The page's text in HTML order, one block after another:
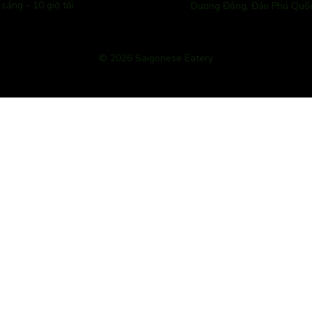
- 10 giờ tối
Dương Đông, Đảo Phú
© 2026 Saigonese Eatery